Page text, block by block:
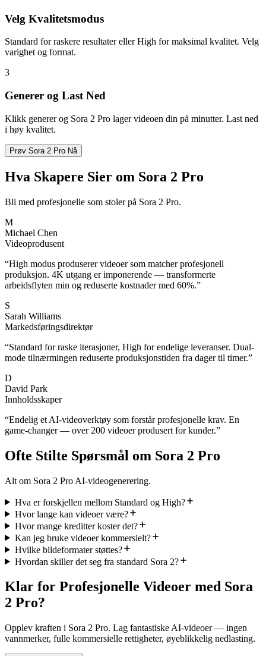
Velg Kvalitetsmodus
Standard for raskere resultater eller High for maksimal kvalitet. Velg
varighet og format.
3
Generer og Last Ned
Klikk generer og Sora 2 Pro lager videoen din på minutter. Last ned
i høy kvalitet.
Prøv Sora 2 Pro Nå
Hva Skapere Sier om Sora 2 Pro
Bli med profesjonelle som stoler på Sora 2 Pro.
M
Michael Chen
Videoprodusent
“High modus produserer videoer som matcher profesjonell
produksjon. 4K utgang er imponerende — transformerte
arbeidsflyten min og reduserte kostnader med 60%.”
S
Sarah Williams
Markedsføringsdirektør
“Standard for raske iterasjoner, High for endelige leveranser. Dual-
mode tilnærmingen reduserte produksjonstiden fra dager til timer.”
D
David Park
Innholdsskaper
“Endelig et AI-videoverktøy som forstår profesjonelle krav. En
game-changer — over 200 videoer produsert for kunder.”
Ofte Stilte Spørsmål om Sora 2 Pro
Alt om Sora 2 Pro AI-videogenerering.
Hva er forskjellen mellom Standard og High?
Hvor lange kan videoer være?
Hvor mange kreditter koster det?
Kan jeg bruke videoer kommersielt?
Hvilke bildeformater støttes?
Hvordan skiller det seg fra standard Sora 2?
Klar for Profesjonelle Videoer med Sora
2 Pro?
Opplev kraften i Sora 2 Pro. Lag fantastiske AI-videoer — ingen
vannmerker, fulle kommersielle rettigheter, øyeblikkelig nedlasting.